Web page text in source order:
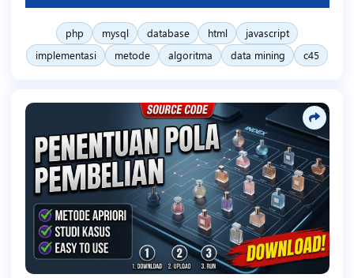
php mysql database html
javascript
implementasi
metode algoritma data mining c45